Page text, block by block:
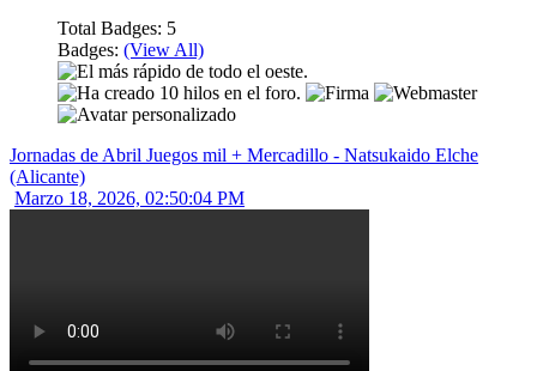
Total Badges: 5
Badges: (View All)
Jornadas de Abril Juegos mil + Mercadillo - Natsukaido Elche
(Alicante)
Marzo 18, 2026, 02:50:04 PM